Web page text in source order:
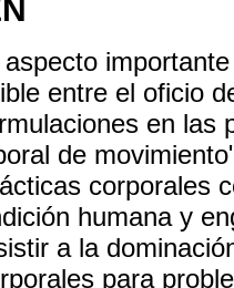
entre el oficio
en las
de
corporales
humana y
a la
para